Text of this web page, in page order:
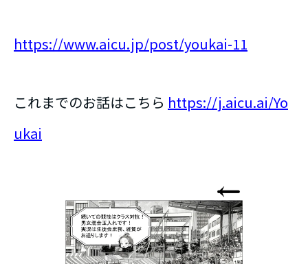
https://www.aicu.jp/post/youkai-11
これまでのお話はこちら https://j.aicu.ai/Yo
ukai